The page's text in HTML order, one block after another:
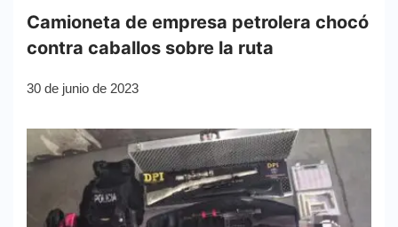
Camioneta de empresa petrolera chocó
contra caballos sobre la ruta
30 de junio de 2023